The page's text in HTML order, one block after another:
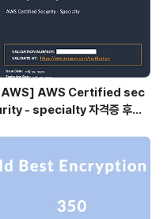
AWS Certified sec
- specialty 자격증 후기